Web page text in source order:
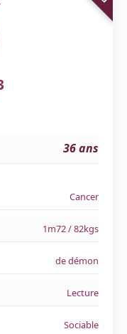
36 ans
Cancer
1m72 / 82kgs
de démon
Lecture
Sociable